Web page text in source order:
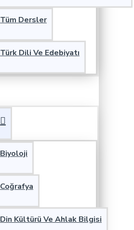
Tüm Dersler
Türk Dili Ve Edebiyatı
Biyoloji
Coğrafya
Din Kültürü Ve Ahlak Bilgisi